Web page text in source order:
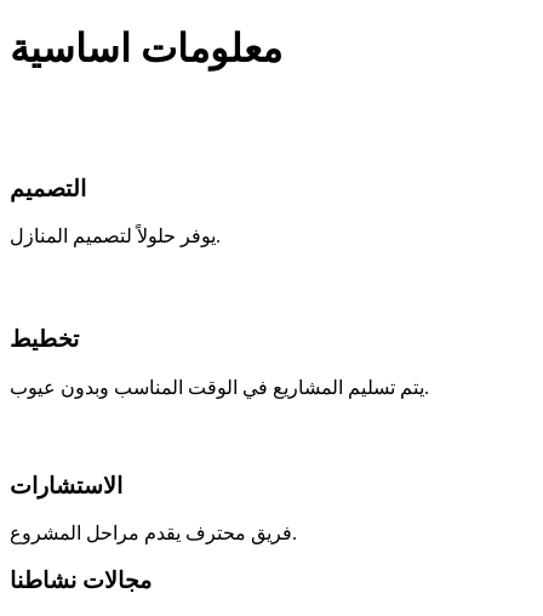
معلومات اساسية
التصميم
يوفر حلولاً لتصميم المنازل.
تخطيط
يتم تسليم المشاريع في الوقت المناسب وبدون عيوب.
الاستشارات
فريق محترف يقدم مراحل المشروع.
مجالات نشاطنا